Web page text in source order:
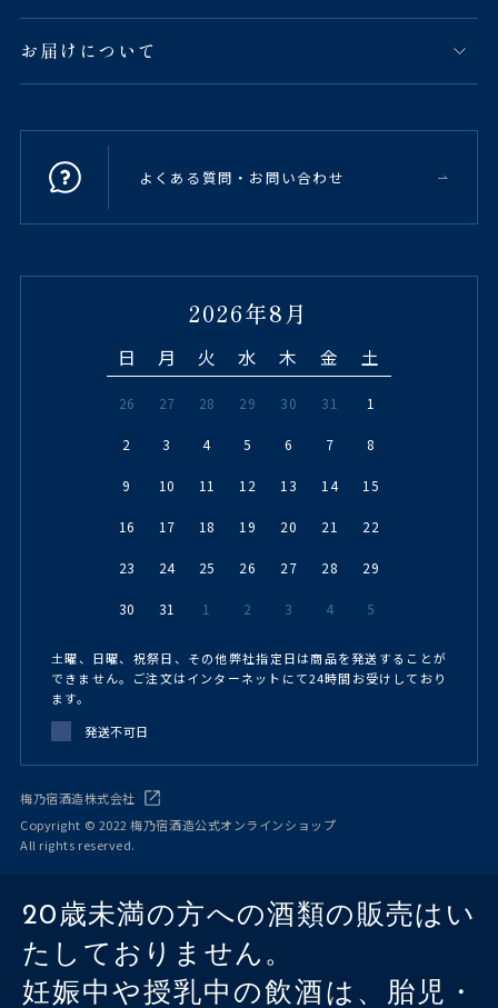
お届けについて
よくある質問・お問い合わせ
2026年8月
日 月 火 水 木 金 土
26 27 28 29 30 31 1
2 3 4 5 6 7 8
9 10 11 12 13 14 15
16 17 18 19 20 21 22
23 24 25 26 27 28 29
30 31 1 2 3 4 5
土曜、日曜、祝祭日、その他弊社指定日は商品を発送することが
できません。ご注文はインターネットにて24時間お受けしており
ます。
発送不可日
梅乃宿酒造株式会社
Copyright © 2022 梅乃宿酒造公式オンラインショップ
All rights reserved.
20歳未満の方への酒類の販売はい
たしておりません。
妊娠中や授乳中の飲酒は、胎児・